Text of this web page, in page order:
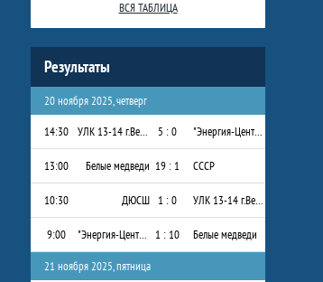
ВСЯ ТАБЛИЦА
Результаты
20 ноября 2025, четверг
14:30
УЛК 13-14 г.Вельск 5 : 0 "Энергия-Центр" 2013-2014 г.р.
13:00 Белые медведи 19 : 1 СССР
10:30 ДЮСШ 1 : 0 УЛК 13-14 г.Вельск
9:00 "Энергия-Центр" 2013-2014 г.р. 1 : 10 Белые медведи
21 ноября 2025, пятница